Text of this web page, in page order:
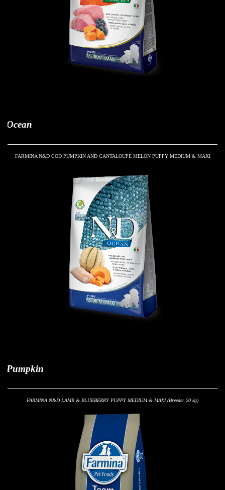
FARMINA N&D COD PUMPKIN AND CANTALOUPE MELON PUPPY MEDIUM & MAXI
FARMINA N&D LAMB & BLUEBERRY PUPPY MEDIUM & MAXI (Breeder 20 kg)